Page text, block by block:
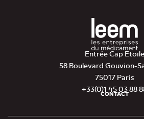
Entrée Cap Etoile
58 Boulevard Gouvion-
75017 Paris
+33(0)1 45 03 88
de
CONTACT